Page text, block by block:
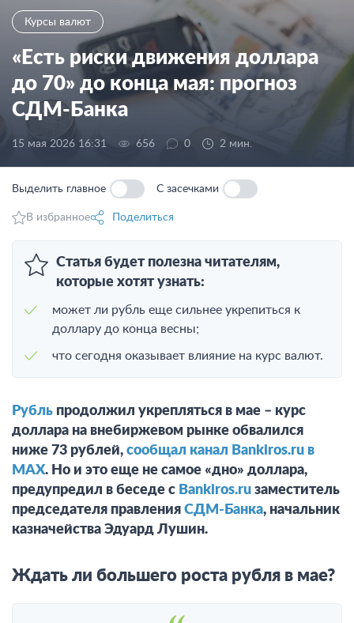
Курсы валют
«Есть риски движения доллара
до 70» до конца мая: прогноз
СДМ-Банка
15 мая 2026 16:31 656 0 2 мин.
Выделить главное С засечками
В избранное Поделиться
Статья будет полезна читателям,
которые хотят узнать:
может ли рубль еще сильнее укрепиться к
доллару до конца весны;
что сегодня оказывает влияние на курс валют.
Рубль продолжил укрепляться в мае – курс
доллара на внебиржевом рынке обвалился
ниже 73 рублей, сообщал канал Bankiros.ru в
MAX. Но и это еще не самое «дно» доллара,
предупредил в беседе с Bankiros.ru заместитель
председателя правления СДМ-Банка, начальник
казначейства Эдуард Лушин.
Ждать ли большего роста рубля в мае?